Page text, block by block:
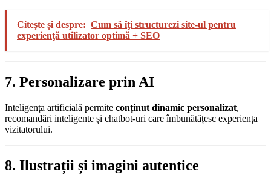
Citește și despre: Cum să îţi structurezi site-ul pentru
experienţă utilizator optimă + SEO
7. Personalizare prin AI
Inteligența artificială permite conținut dinamic personalizat,
recomandări inteligente și chatbot-uri care îmbunătățesc experiența
vizitatorului.
8. Ilustrații și imagini autentice